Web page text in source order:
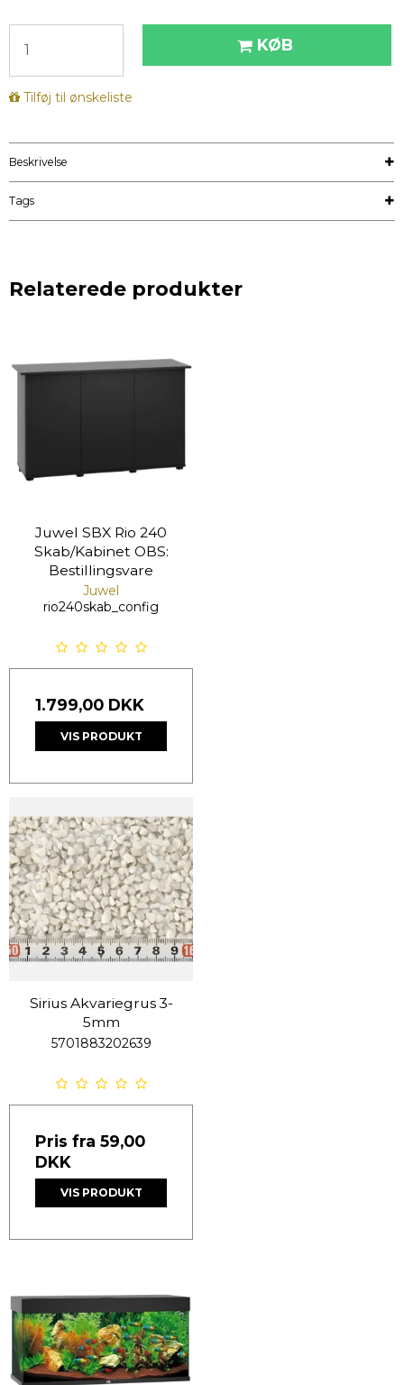
KØB
Tilføj til ønskeliste
Beskrivelse
Tags
Relaterede produkter
Juwel SBX Rio 240
Skab/Kabinet OBS:
Bestillingsvare
Juwel
rio240skab_config
1.799,00 DKK
VIS PRODUKT
Sirius Akvariegrus 3-
5mm
5701883202639
Pris fra 59,00
DKK
VIS PRODUKT